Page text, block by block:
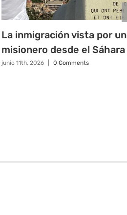
La inmigración vista por un
misionero desde el Sáhara
junio 11th, 2026 0 Comments